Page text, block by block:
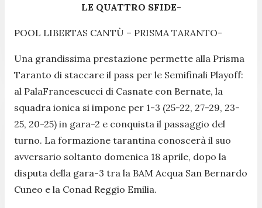
LE QUATTRO SFIDE-
POOL LIBERTAS CANTÙ – PRISMA TARANTO-
Una grandissima prestazione permette alla Prisma
Taranto di staccare il pass per le Semifinali Playoff:
al PalaFrancescucci di Casnate con Bernate, la
squadra ionica si impone per 1-3 (25-22, 27-29, 23-
25, 20-25) in gara-2 e conquista il passaggio del
turno. La formazione tarantina conoscerà il suo
avversario soltanto domenica 18 aprile, dopo la
disputa della gara-3 tra la BAM Acqua San Bernardo
Cuneo e la Conad Reggio Emilia.